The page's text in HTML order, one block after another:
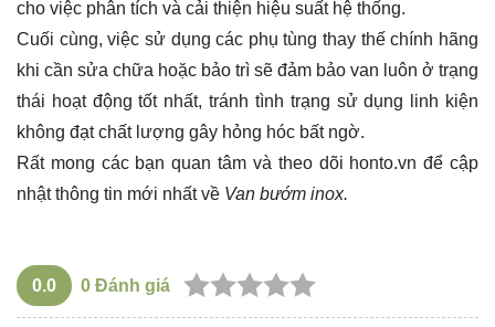
cho việc phân tích và cải thiện hiệu suất hệ thống.
Cuối cùng, việc sử dụng các phụ tùng thay thế chính hãng
khi cần sửa chữa hoặc bảo trì sẽ đảm bảo van luôn ở trạng
thái hoạt động tốt nhất, tránh tình trạng sử dụng linh kiện
không đạt chất lượng gây hỏng hóc bất ngờ.
Rất mong các bạn quan tâm và theo dõi honto.vn để cập
nhật thông tin mới nhất về Van bướm inox.
0.0 0 Đánh giá